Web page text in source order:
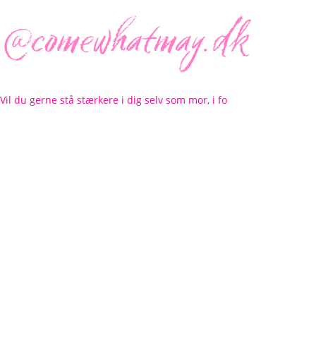
Vil du gerne stå stærkere i dig selv som mor, i fo